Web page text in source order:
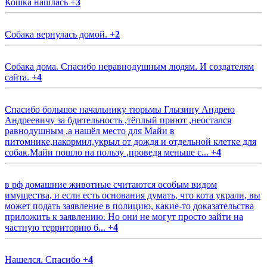
Собака вернулась домой. +2
Собака дома. Спасибо неравнодушным людям. И создателям
сайта. +4
Спасибо большое начальнику тюрьмы Глызину Андрею
Андреевичу за бдительность ,тёплый приют ,неостался
равнодушным ,а нашёл место для Майи в
питомнике,накормил,укрыл от дождя и отдельной клетке для
собак.Майи пошло на пользу ,проведя меньше с... +4
в рф домашние животные считаются особым видом
имущества, и если есть основания думать, что кота украли, вы
может подать заявление в полицию, какие-то доказательства
приложить к заявлению. Но они не могут просто зайти на
частную территорию б... +4
Нашелся. Спасибо +4